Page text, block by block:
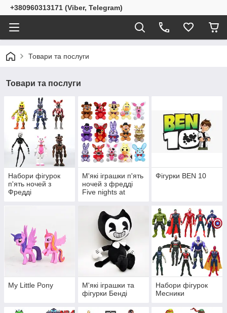
+380960313171 (Viber, Telegram)
Товари та послуги
Товари та послуги
Набори фігурок
п'ять ночей з
Фредді
М'які іграшки п'ять
ночей з фредді
Five nights at
Фігурки BEN 10
My Little Pony
М'які іграшки та
фігурки Бенді
Набори фігурок
Месники